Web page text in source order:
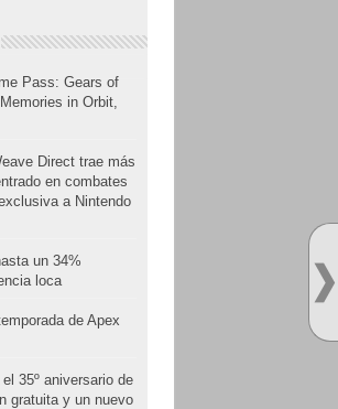
Pass: Gears of
in Orbit,
Direct trae más
en combates
a Nintendo
un 34%
loca
de Apex
35º aniversario de
gratuita y un nuevo